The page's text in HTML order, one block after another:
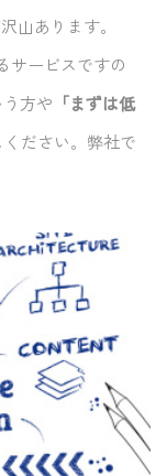
山あります。
サービスですの
う方や 「まずは低
ださい。弊社で